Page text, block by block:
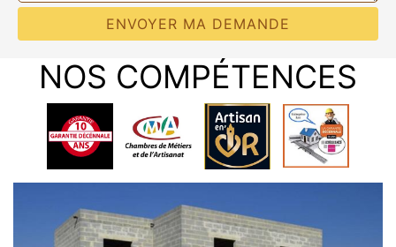
NOS COMPÉTENCES